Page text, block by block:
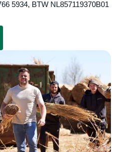
5934, BTW NL857119370B01